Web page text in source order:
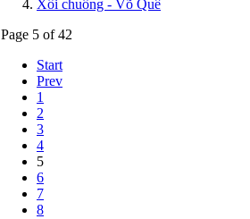
Xôi chuông - Võ Quê
Page 5 of 42
Start
Prev
1
2
3
4
5
6
7
8